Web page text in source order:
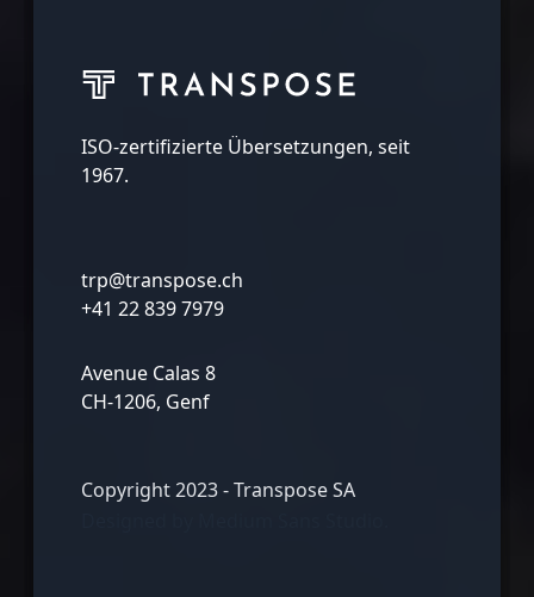
ISO-zertifizierte Übersetzungen, seit
1967.
trp@transpose.ch
+41 22 839 7979
Avenue Calas 8
CH-1206, Genf
Copyright 2023 - Transpose SA